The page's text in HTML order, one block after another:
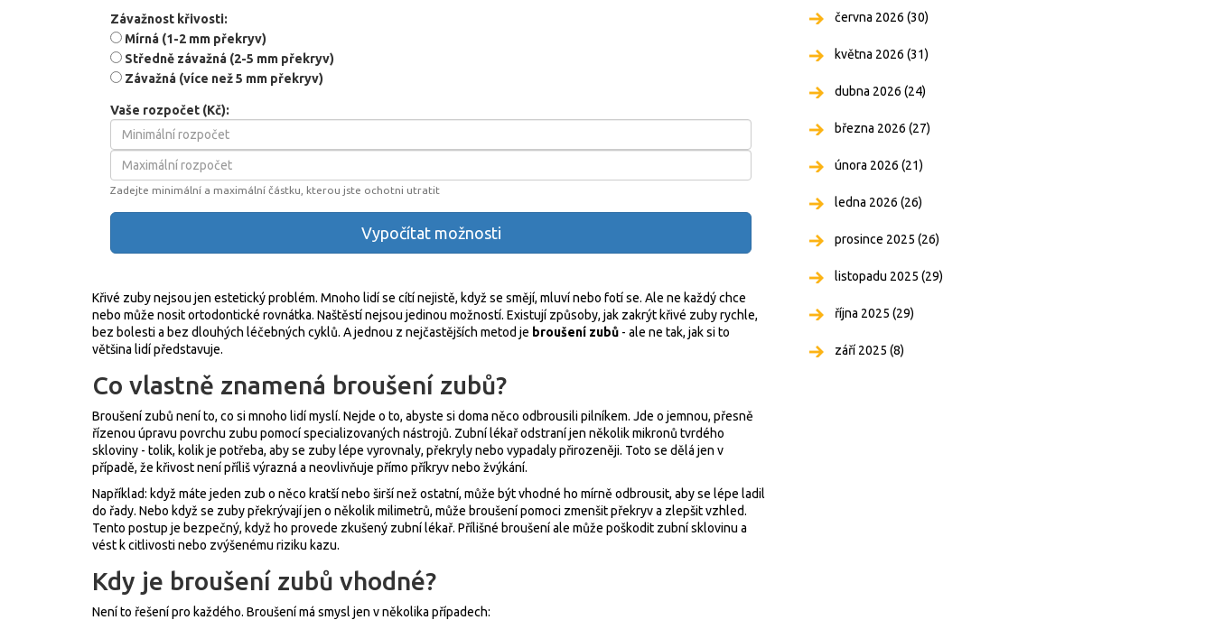
Závažnost křivosti:
Mírná (1-2 mm překryv)
Středně závažná (2-5 mm překryv)
Závažná (více než 5 mm překryv)
Vaše rozpočet (Kč):
Zadejte minimální a maximální částku, kterou jste ochotni utratit
Vypočítat možnosti
Křivé zuby nejsou jen estetický problém. Mnoho lidí se cítí nejistě, když se smějí, mluví nebo fotí se. Ale ne každý chce
nebo může nosit ortodontické rovnátka. Naštěstí nejsou jedinou možností. Existují způsoby, jak zakrýt křivé zuby rychle,
bez bolesti a bez dlouhých léčebných cyklů. A jednou z nejčastějších metod je broušení zubů - ale ne tak, jak si to
většina lidí představuje.
Co vlastně znamená broušení zubů?
Broušení zubů není to, co si mnoho lidí myslí. Nejde o to, abyste si doma něco odbrousili pilníkem. Jde o jemnou, přesně
řízenou úpravu povrchu zubu pomocí specializovaných nástrojů. Zubní lékař odstraní jen několik mikronů tvrdého
skloviny - tolik, kolik je potřeba, aby se zuby lépe vyrovnaly, překryly nebo vypadaly přirozeněji. Toto se dělá jen v
případě, že křivost není příliš výrazná a neovlivňuje přímo příkryv nebo žvýkání.
Například: když máte jeden zub o něco kratší nebo širší než ostatní, může být vhodné ho mírně odbrousit, aby se lépe ladil
do řady. Nebo když se zuby překrývají jen o několik milimetrů, může broušení pomoci zmenšit překryv a zlepšit vzhled.
Tento postup je bezpečný, když ho provede zkušený zubní lékař. Přílišné broušení ale může poškodit zubní sklovinu a
vést k citlivosti nebo zvýšenému riziku kazu.
Kdy je broušení zubů vhodné?
Není to řešení pro každého. Broušení má smysl jen v několika případech:
června 2026 (30)
května 2026 (31)
dubna 2026 (24)
března 2026 (27)
února 2026 (21)
ledna 2026 (26)
prosince 2025 (26)
listopadu 2025 (29)
října 2025 (29)
září 2025 (8)